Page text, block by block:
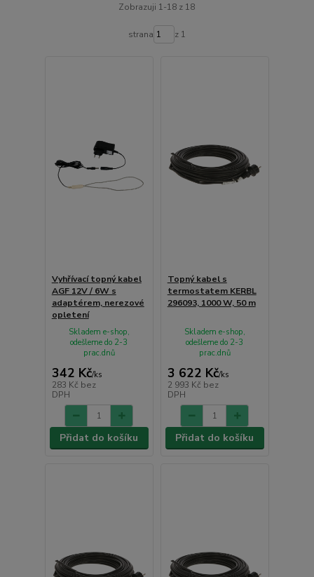
Zobrazuji 1-18 z 18
strana z 1
Vyhřívací topný kabel
AGF 12V / 6W s
adaptérem, nerezové
opletení
342 Kč/ks
283 Kč bez
DPH
Skladem e-shop,
odešleme do 2-3
prac.dnů
Přidat do košíku
Topný kabel s
termostatem KERBL
296093, 1000 W, 50 m
3 622 Kč/ks
2 993 Kč bez
DPH
Skladem e-shop,
odešleme do 2-3
prac.dnů
Přidat do košíku